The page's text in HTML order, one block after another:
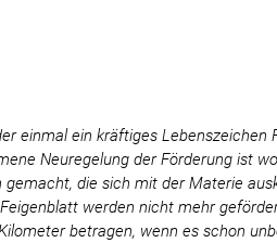
einmal ein kräftiges Lebenszeichen
Neuregelung der Förderung ist
die sich mit der Materie
werden nicht mehr
betragen, wenn es schon